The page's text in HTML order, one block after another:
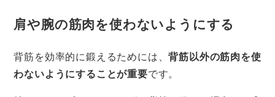
肩や腕の筋肉を使わないようにする
背筋を効率的に鍛えるためには、背筋以外の筋肉を使
わないようにすることが重要です。